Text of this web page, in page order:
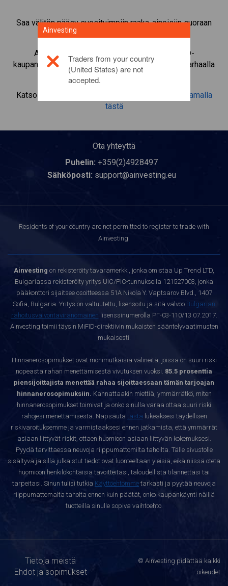
Saa välitön pääsy suosituimpiin raaka-aineisiin suoraan
CFD-kaupankäyntialustaltamme.
Aloita instrumentin
CFD-
kaupankäynti pienimmällä marginaalivakuudella, parhaalla
toteutuksella, jopa 1:200-vivulla.
Katso lisätietoa tästä sijoitustuotteesta
napsauttamalla
tästä
Ota yhteyttä
Puhelin: +359(2)4928497
Sähköposti: support@ainvesting.eu
Residents of your country are not permitted to register to trade with
Ainvesting.
Ainvesting on rekisteröity tavaramerkki, jonka omistaa Up Trend LTD,
Bulgariassa rekisteröity yritys UIC/PIC-tunnuksella 121527003, jonka
pääkonttori sijaitsee osoitteessa 51A Nikola Y. Vaptsarov Blvd., 1407
Sofia, Bulgaria. Yritys on valtuutettu, lisensoitu ja sitä valvoo Bulgarian
rahoitusvalvontaviranomainen lisenssinumerolla РГ-03-110/13.07.2017.
Ainvesting toimii täysin MiFID-direktiivin mukaisten sääntelyvaatimusten
mukaisesti.
Hinnanerosopimukset ovat monimutkaisia välineitä, joissa on suuri riski
nopeasta rahan menettämisestä vivutuksen vuoksi. 85.5 prosenttia
piensijoittajista menettää rahaa sijoittaessaan tämän tarjoajan
hinnanerosopimuksiin. Kannattaakin miettiä, ymmärrätkö, miten
hinnanerosopimukset toimivat ja onko sinulla varaa ottaa suuri riski
rahojesi menettämisestä. Napsauta tästä lukeaksesi täydellisen
riskivaroituksemme ja varmistaaksesi ennen jatkamista, että ymmärrät
asiaan liittyvät riskit, ottaen huomioon asiaan liittyvän kokemuksesi.
Pyydä tarvittaessa neuvoja riippumattomilta tahoilta. Tälle sivustolle
sisältyvä ja sillä julkaistut tiedot ovat luonteeltaan yleisiä, eikä niissä oteta
huomioon henkilökohtaisia tavoitteitasi, taloudellista tilannettasi tai
tarpeitasi. Sinun tulisi tutkia Käyttöehtomme tarkasti ja pyytää neuvoja
riippumattomalta taholta ennen kuin päätät, onko kaupankäynti näillä
tuotteilla sinulle sopiva vaihtoehto.
Tietoja meistä
Ehdot ja sopimukset
© Ainvesting pidättää kaikki
oikeudet
Ainvesting
Traders from your country
(United States) are not
accepted.